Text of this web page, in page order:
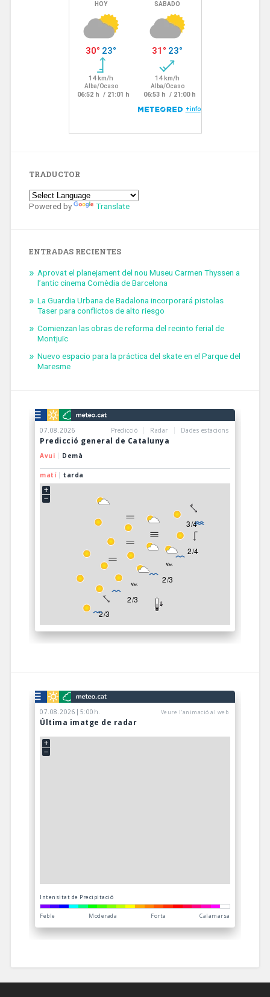
TRADUCTOR
Powered by Translate
ENTRADAS RECIENTES
Aprovat el planejament del nou Museu Carmen Thyssen a
l’antic cinema Comèdia de Barcelona
La Guardia Urbana de Badalona incorporará pistolas
Taser para conflictos de alto riesgo
Comienzan las obras de reforma del recinto ferial de
Montjuïc
Nuevo espacio para la práctica del skate en el Parque del
Maresme